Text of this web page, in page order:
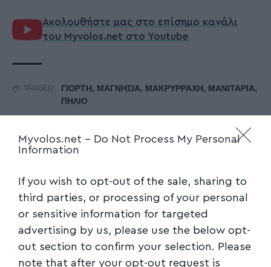
Myvolos.net - Do Not Process My Personal
Information
If you wish to opt-out of the sale, sharing to
third parties, or processing of your personal
or sensitive information for targeted
advertising by us, please use the below opt-
out section to confirm your selection. Please
note that after your opt-out request is
Ακολουθήστε μας στο επίσημο κανάλι
του Myvolos.net στο Youtube
TAGGED: ΓΙΟΡΤΗ, ΜΑΓΝΗΣΙΑ, ΜΑΚΡΥΡΡΑΧΗ, ΜΑΝΙΤΑΡΙΑ,
ΠΗΛΙΟ